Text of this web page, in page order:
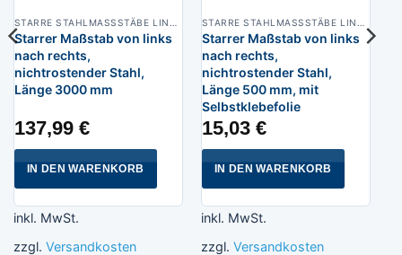
Starrer Maßstab von links
nach rechts,
nichtrostender Stahl,
Länge 3000 mm
137,99 €
IN DEN WARENKORB
inkl. MwSt.
zzgl. Versandkosten
Starrer Maßstab von links
nach rechts,
nichtrostender Stahl,
Länge 500 mm, mit
Selbstklebefolie
15,03 €
IN DEN WARENKORB
inkl. MwSt.
zzgl. Versandkosten